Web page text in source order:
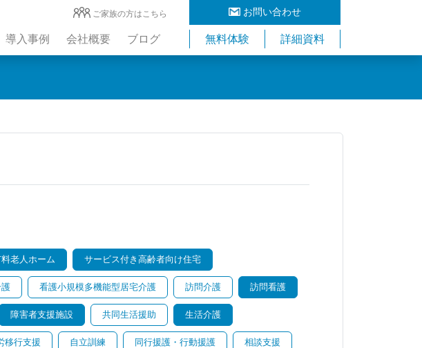
お問い合わせ
ご家族の方はこちら
導入事例 会社概要 ブログ 無料体験 詳細資料
老人ホーム サービス付き高齢者向け住宅
看護小規模多機能型居宅介護 訪問介護 訪問看護
障害者支援施設 共同生活援助 生活介護
移行支援 自立訓練 同行援護・行動援護 相談支援